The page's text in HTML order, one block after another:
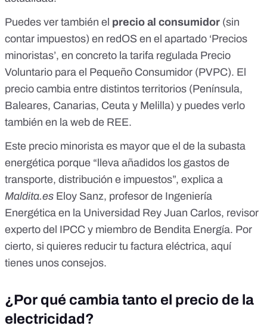
Puedes ver también el precio al consumidor (sin
contar impuestos) en redOS en el apartado ‘Precios
minoristas’, en concreto la tarifa regulada Precio
Voluntario para el Pequeño Consumidor (PVPC). El
precio cambia entre distintos territorios (Península,
Baleares, Canarias, Ceuta y Melilla) y puedes verlo
también en la web de REE.
Este precio minorista es mayor que el de la subasta
energética porque “lleva añadidos los gastos de
transporte, distribución e impuestos”, explica a
Maldita.es Eloy Sanz, profesor de Ingeniería
Energética en la Universidad Rey Juan Carlos, revisor
experto del IPCC y miembro de Bendita Energía. Por
cierto, si quieres reducir tu factura eléctrica, aquí
tienes unos consejos.
¿Por qué cambia tanto el precio de la
electricidad?